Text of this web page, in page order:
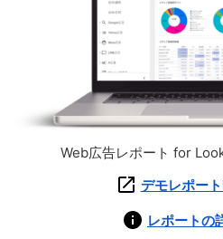
Web広告レポート for
デモレポー
レポートの